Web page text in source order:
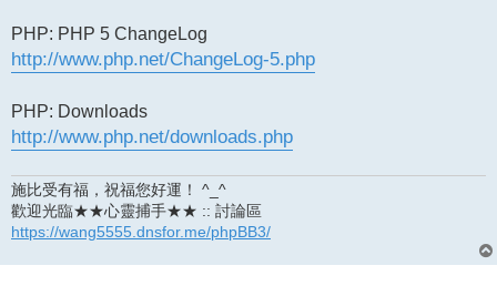
PHP: PHP 5 ChangeLog
http://www.php.net/ChangeLog-5.php
PHP: Downloads
http://www.php.net/downloads.php
施比受有福，祝福您好運！ ^_^
歡迎光臨★★心靈捕手★★ :: 討論區
https://wang5555.dnsfor.me/phpBB3/